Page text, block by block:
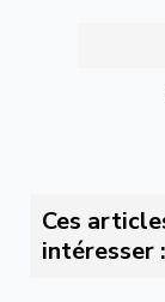
Ces
intéresser :